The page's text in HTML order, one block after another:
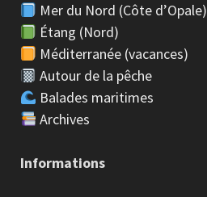
Mer du Nord (Côte d’Opale)
Étang (Nord)
Méditerranée (vacances)
Autour de la pêche
Balades maritimes
Archives
Informations